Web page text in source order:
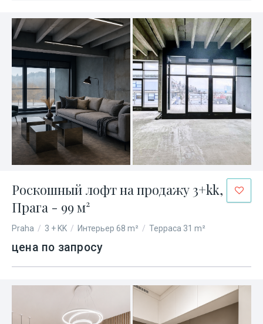
Роскошный лофт на продажу 3+kk,
Прага - 99 м²
Praha / 3 + KK / Интерьер 68 m² / Терраса 31 m²
цена по запросу